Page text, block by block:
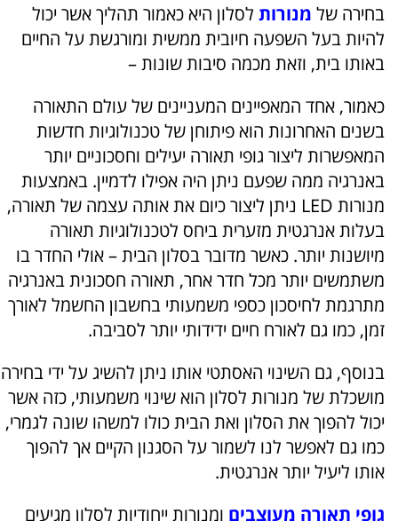
בחירה של מנורות לסלון היא כאמור תהליך אשר יכול
להיות בעל השפעה חיובית ממשית ומורגשת על החיים
באותו בית, וזאת מכמה סיבות שונות –
כאמור, אחד המאפיינים המעניינים של עולם התאורה
בשנים האחרונות הוא פיתוחן של טכנולוגיות חדשות
המאפשרות ליצור גופי תאורה יעילים וחסכוניים יותר
באנרגיה ממה שפעם ניתן היה אפילו לדמיין. באמצעות
מנורות LED ניתן ליצור כיום את אותה עצמה של תאורה,
בעלות אנרגטית מזערית ביחס לטכנולוגיות תאורה
מיושנות יותר. כאשר מדובר בסלון הבית – אולי החדר בו
משתמשים יותר מכל חדר אחר, תאורה חסכונית באנרגיה
מתרגמת לחיסכון כספי משמעותי בחשבון החשמל לאורך
זמן, כמו גם לאורח חיים ידידותי יותר לסביבה.
בנוסף, גם השינוי האסתטי אותו ניתן להשיג על ידי בחירה
מושכלת של מנורות לסלון הוא שינוי משמעותי, כזה אשר
יכול להפוך את הסלון ואת הבית כולו למשהו שונה לגמרי,
כמו גם לאפשר לנו לשמור על הסגנון הקיים אך להפוך
אותו ליעיל יותר אנרגטית.
גופי תאורה מעוצבים ומנורות ייחודיות לסלון מגיעים